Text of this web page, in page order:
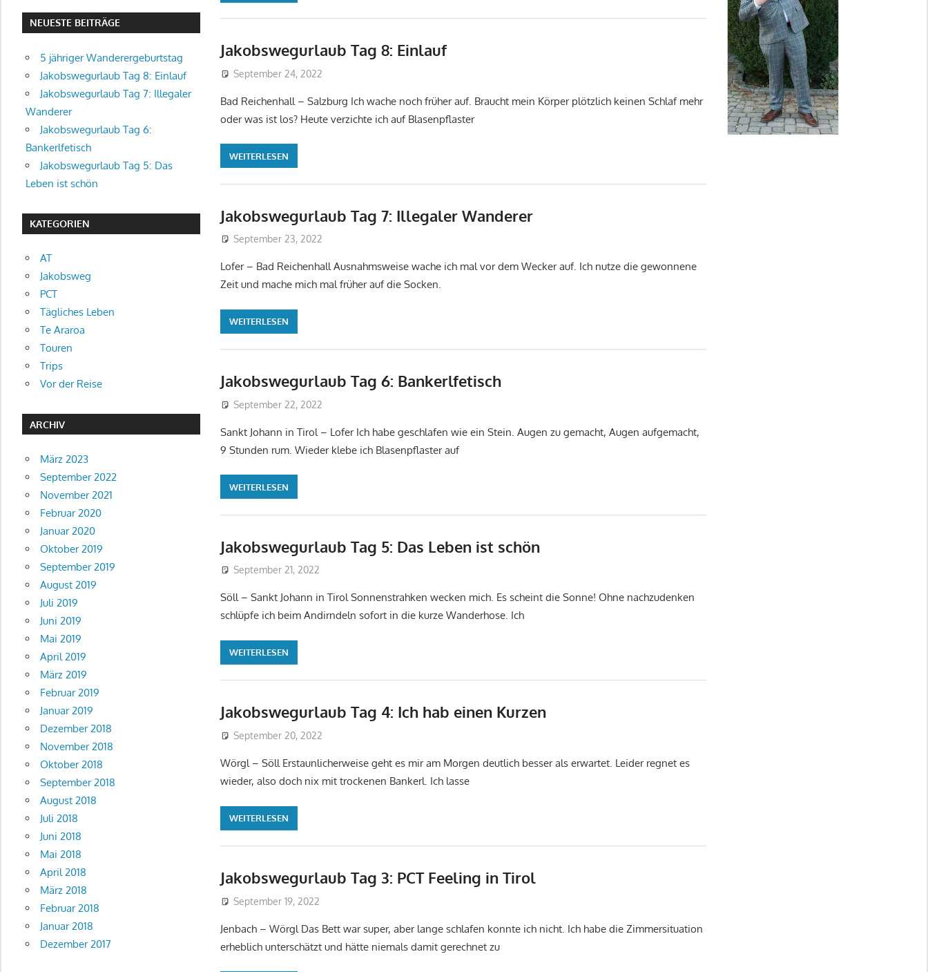
Jakobswegurlaub Tag 8: Einlauf
September 24, 2022
Bad Reichenhall – Salzburg Ich wache noch früher auf. Braucht mein Körper plötzlich keinen Schlaf mehr
oder was ist los? Heute verzichte ich auf Blasenpflaster
WEITERLESEN
Jakobswegurlaub Tag 7: Illegaler Wanderer
September 23, 2022
Lofer – Bad Reichenhall Ausnahmsweise wache ich mal vor dem Wecker auf. Ich nutze die gewonnene
Zeit und mache mich mal früher auf die Socken.
WEITERLESEN
Jakobswegurlaub Tag 6: Bankerlfetisch
September 22, 2022
Sankt Johann in Tirol – Lofer Ich habe geschlafen wie ein Stein. Augen zu gemacht, Augen aufgemacht,
9 Stunden rum. Wieder klebe ich Blasenpflaster auf
WEITERLESEN
Jakobswegurlaub Tag 5: Das Leben ist schön
September 21, 2022
Söll – Sankt Johann in Tirol Sonnenstrahken wecken mich. Es scheint die Sonne! Ohne nachzudenken
schlüpfe ich beim Andirndeln sofort in die kurze Wanderhose. Ich
WEITERLESEN
Jakobswegurlaub Tag 4: Ich hab einen Kurzen
September 20, 2022
Wörgl – Söll Erstaunlicherweise geht es mir am Morgen deutlich besser als erwartet. Leider regnet es
wieder, also doch nix mit trockenen Bankerl. Ich lasse
WEITERLESEN
Jakobswegurlaub Tag 3: PCT Feeling in Tirol
September 19, 2022
Jenbach – Wörgl Das Bett war super, aber lange schlafen konnte ich nicht. Ich habe die Zimmersituation
erheblich unterschätzt und hätte niemals damit gerechnet zu
NEUESTE BEITRÄGE
5 jähriger Wanderergeburtstag
Jakobswegurlaub Tag 8: Einlauf
Jakobswegurlaub Tag 7: Illegaler
Wanderer
Jakobswegurlaub Tag 6:
Bankerlfetisch
Jakobswegurlaub Tag 5: Das
Leben ist schön
KATEGORIEN
AT
Jakobsweg
PCT
Tägliches Leben
Te Araroa
Touren
Trips
Vor der Reise
ARCHIV
März 2023
September 2022
November 2021
Februar 2020
Januar 2020
Oktober 2019
September 2019
August 2019
Juli 2019
Juni 2019
Mai 2019
April 2019
März 2019
Februar 2019
Januar 2019
Dezember 2018
November 2018
Oktober 2018
September 2018
August 2018
Juli 2018
Juni 2018
Mai 2018
April 2018
März 2018
Februar 2018
Januar 2018
Dezember 2017